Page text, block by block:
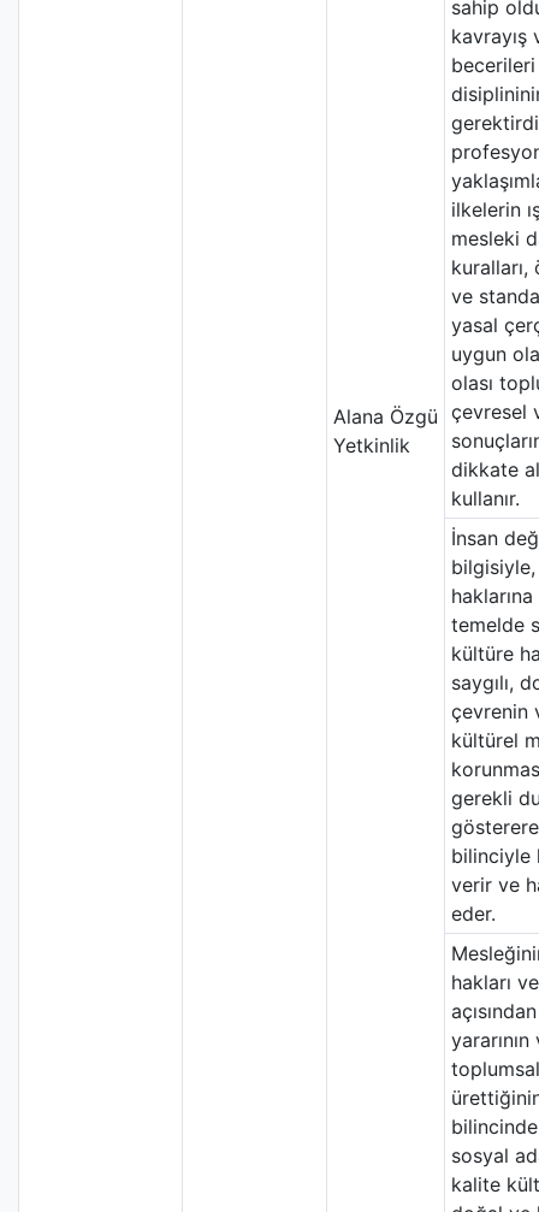
Alana Özgü
Yetkinlik
sahip
kavrayış
becerileri
ilkelerin
mesleki
kuralları,
ve
yasal
uygun
olası
çevresel
dikkate
kullanır.
İnsan
temelde
kültüre
saygılı,
çevrenin
kültürel
gerekli
bilinciyle
verir ve
eder.
hakları
açısından
yararının
sosyal
kalite